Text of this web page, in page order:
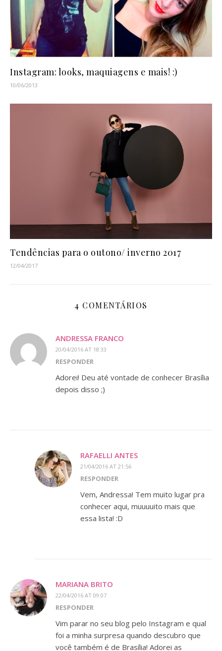
Instagram: looks, maquiagens e mais! :)
10/06/2013
Tendências para o outono/ inverno 2017
12/04/2017
4 COMENTÁRIOS
ANDRESSA FRANCO
20/04/2016 AT 18:33
RESPONDER
Adorei! Deu até vontade de conhecer Brasília
depois disso ;)
RAFAELLI ANTES
21/04/2016 AT 21:56
RESPONDER
Vem, Andressa! Tem muito lugar pra
conhecer aqui, muuuuito mais que
essa lista! :D
MARIANA BRITO
22/04/2016 AT 09:07
RESPONDER
Vim parar no seu blog pelo Instagram e qual
foi a minha surpresa quando descubro que
você também é de Brasília! Adorei as